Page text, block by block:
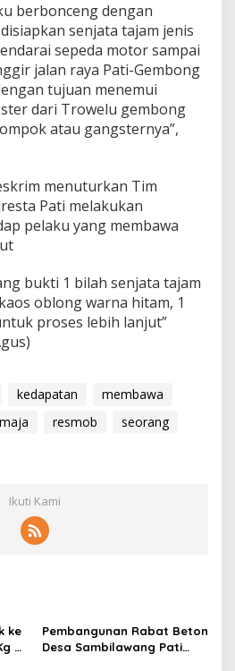
berbonceng dengan
senjata tajam jenis
sepeda motor sampai
jalan raya Pati-Gembong
tujuan menemui
dari Trowelu gembong
atau gangsternya”,
menuturkan Tim
Pati melakukan
pelaku yang membawa
bukti 1 bilah senjata tajam
oblong warna hitam, 1
proses lebih lanjut”
kedapatan
membawa
resmob
seorang
Ikuti Kami
ke
di
Pembangunan Rabat Beton
Desa Sambilawang Pati